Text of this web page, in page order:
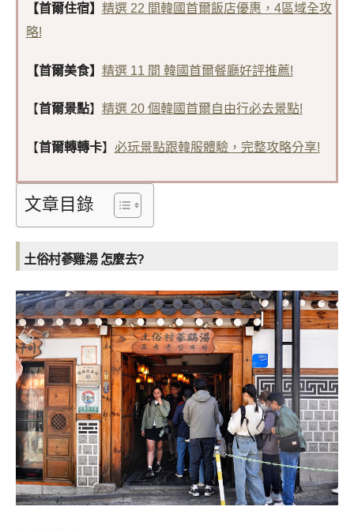
【首爾住宿】 精選 22 間韓國首爾飯店優惠，4區域全攻
略!
【首爾美食】 精選 11 間 韓國首爾餐廳好評推薦!
【首爾景點】 精選 20 個韓國首爾自由行必去景點!
【首爾轉轉卡】 必玩景點跟韓服體驗，完整攻略分享!
文章目錄
土俗村蔘雞湯 怎麼去?